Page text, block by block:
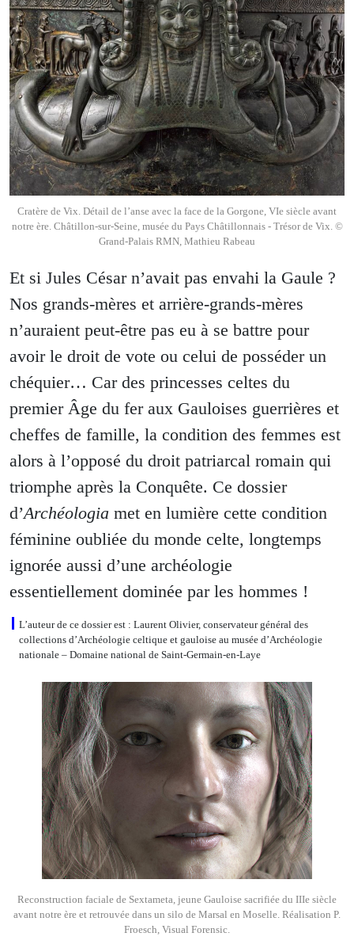
Cratère de Vix. Détail de l’anse avec la face de la Gorgone, VIe siècle avant
notre ère. Châtillon-sur-Seine, musée du Pays Châtillonnais - Trésor de Vix. ©
Grand-Palais RMN, Mathieu Rabeau
Et si Jules César n’avait pas envahi la Gaule ?
Nos grands-mères et arrière-grands-mères
n’auraient peut-être pas eu à se battre pour
avoir le droit de vote ou celui de posséder un
chéquier… Car des princesses celtes du
premier Âge du fer aux Gauloises guerrières et
cheffes de famille, la condition des femmes est
alors à l’opposé du droit patriarcal romain qui
triomphe après la Conquête. Ce dossier
d’Archéologia met en lumière cette condition
féminine oubliée du monde celte, longtemps
ignorée aussi d’une archéologie
essentiellement dominée par les hommes !
L’auteur de ce dossier est : Laurent Olivier, conservateur général des
collections d’Archéologie celtique et gauloise au musée d’Archéologie
nationale – Domaine national de Saint-Germain-en-Laye
Reconstruction faciale de Sextameta, jeune Gauloise sacrifiée du IIIe siècle
avant notre ère et retrouvée dans un silo de Marsal en Moselle. Réalisation P.
Froesch, Visual Forensic.